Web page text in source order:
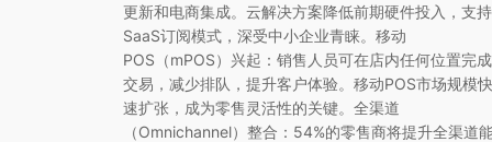
更新和电商集成。云解决方案降低前期硬件投入，支持
SaaS订阅模式，深受中小企业青睐。移动
POS（mPOS）兴起：销售人员可在店内任何位置完成
交易，减少排队，提升客户体验。移动POS市场规模快
速扩张，成为零售灵活性的关键。全渠道
（Omnichannel）整合：54%的零售商将提升全渠道